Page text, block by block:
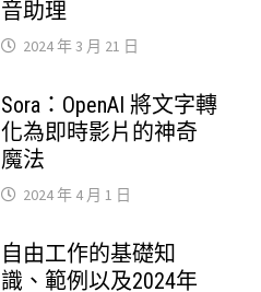
音助理
2024 年 3 月 21 日
Sora：OpenAI 將文字轉
化為即時影片的神奇
魔法
2024 年 4 月 1 日
自由工作的基礎知
識、範例以及2024年